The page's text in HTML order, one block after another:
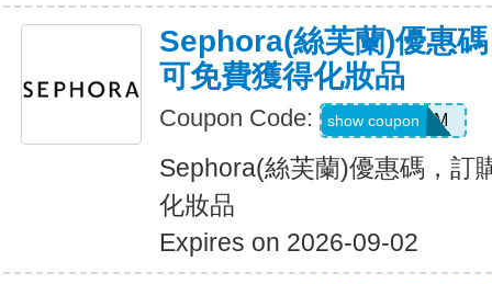
Sephora(絲芙蘭)優惠
可免費獲得化妝品
Coupon Code: GORGGLAM
show coupon
Sephora(絲芙蘭)優惠碼，訂
化妝品
Expires on 2026-09-02